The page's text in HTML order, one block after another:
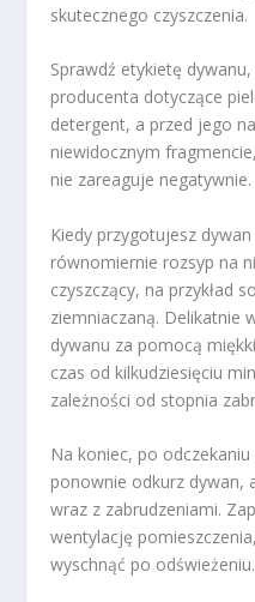
skutecznego czyszczenia.
Sprawdź etykietę
producenta dotyczące
detergent, a przed jego
niewidocznym
nie zareaguje negatywnie.
Kiedy przygotujesz
równomiernie rozsyp na
czyszczący, na przykład
ziemniaczaną. Delikatnie
dywanu za pomocą
czas od kilkudziesięciu
zależności od stopnia
Na koniec, po
ponownie odkurz dywan,
wraz z zabrudzeniami.
wentylację
wyschnąć po odświeżeniu.